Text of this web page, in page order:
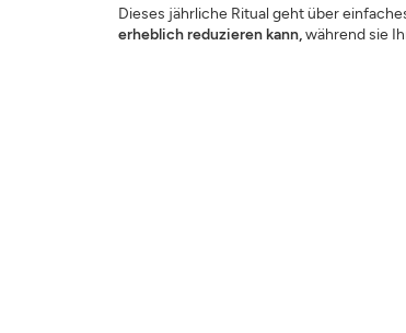
Dieses jährliche Ritual geht über
erheblich reduzieren kann,während sie